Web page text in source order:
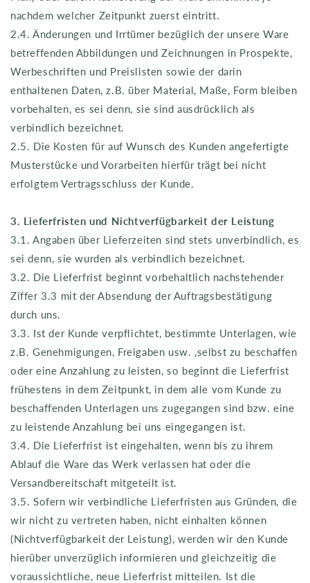
nachdem welcher Zeitpunkt zuerst eintritt.
2.4. Änderungen und Irrtümer bezüglich der unsere Ware
betreffenden Abbildungen und Zeichnungen in Prospekte,
Werbeschriften und Preislisten sowie der darin
enthaltenen Daten, z.B. über Material, Maße, Form bleiben
vorbehalten, es sei denn, sie sind ausdrücklich als
verbindlich bezeichnet.
2.5. Die Kosten für auf Wunsch des Kunden angefertigte
Musterstücke und Vorarbeiten hierfür trägt bei nicht
erfolgtem Vertragsschluss der Kunde.
3. Lieferfristen und Nichtverfügbarkeit der Leistung
3.1. Angaben über Lieferzeiten sind stets unverbindlich, es
sei denn, sie wurden als verbindlich bezeichnet.
3.2. Die Lieferfrist beginnt vorbehaltlich nachstehender
Ziffer 3.3 mit der Absendung der Auftragsbestätigung
durch uns.
3.3. Ist der Kunde verpflichtet, bestimmte Unterlagen, wie
z.B. Genehmigungen, Freigaben usw. ,selbst zu beschaffen
oder eine Anzahlung zu leisten, so beginnt die Lieferfrist
frühestens in dem Zeitpunkt, in dem alle vom Kunde zu
beschaffenden Unterlagen uns zugegangen sind bzw. eine
zu leistende Anzahlung bei uns eingegangen ist.
3.4. Die Lieferfrist ist eingehalten, wenn bis zu ihrem
Ablauf die Ware das Werk verlassen hat oder die
Versandbereitschaft mitgeteilt ist.
3.5. Sofern wir verbindliche Lieferfristen aus Gründen, die
wir nicht zu vertreten haben, nicht einhalten können
(Nichtverfügbarkeit der Leistung), werden wir den Kunde
hierüber unverzüglich informieren und gleichzeitig die
voraussichtliche, neue Lieferfrist mitteilen. Ist die